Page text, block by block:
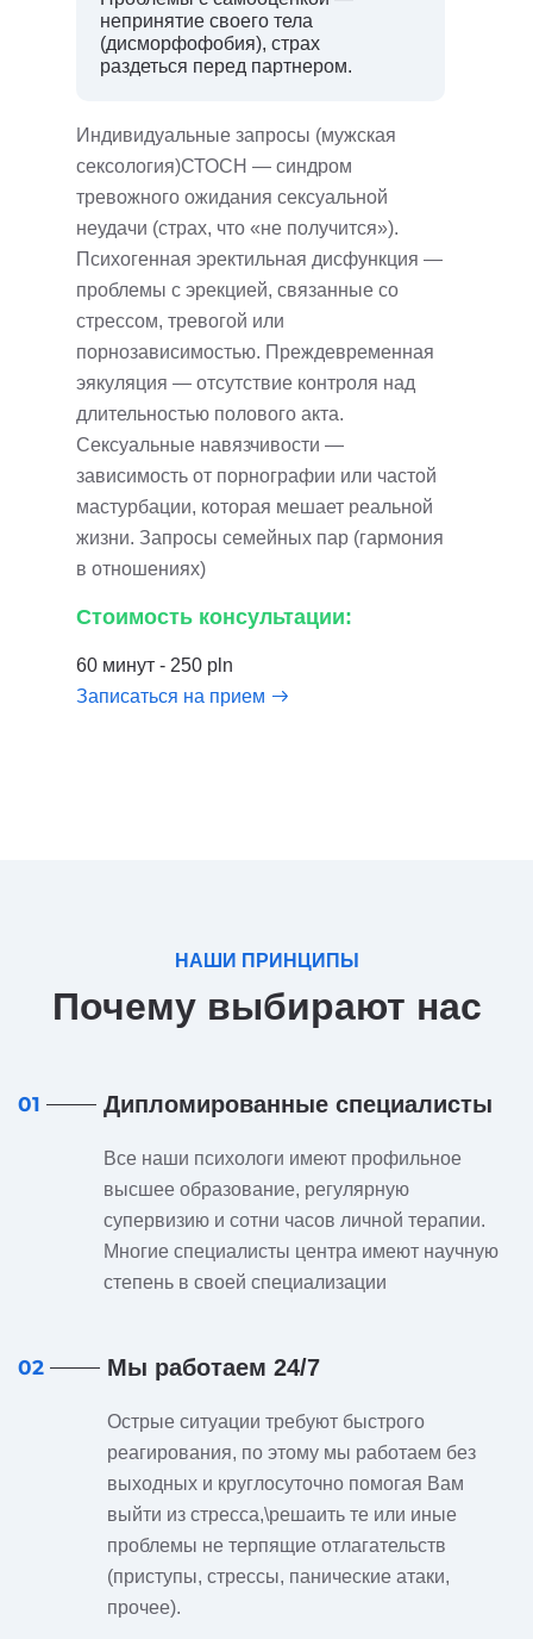
непринятие своего тела
(дисморфофобия), страх
раздеться перед партнером.
Индивидуальные запросы (мужская
сексология)СТОСН — синдром
тревожного ожидания сексуальной
неудачи (страх, что «не получится»).
Психогенная эректильная дисфункция —
проблемы с эрекцией, связанные со
стрессом, тревогой или
порнозависимостью. Преждевременная
эякуляция — отсутствие контроля над
длительностью полового акта.
Сексуальные навязчивости —
зависимость от порнографии или частой
мастурбации, которая мешает реальной
жизни. Запросы семейных пар (гармония
в отношениях)
Стоимость консультации:
60 минут - 250 pln
Записаться на прием
НАШИ ПРИНЦИПЫ
Почему выбирают нас
01 Дипломированные специалисты
Все наши психологи имеют профильное
высшее образование, регулярную
супервизию и сотни часов личной терапии.
Многие специалисты центра имеют научную
степень в своей специализации
02 Мы работаем 24/7
Острые ситуации требуют быстрого
реагирования, по этому мы работаем без
выходных и круглосуточно помогая Вам
выйти из стресса,\решаить те или иные
проблемы не терпящие отлагательств
(приступы, стрессы, панические атаки,
прочее).